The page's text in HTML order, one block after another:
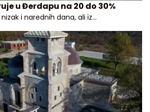
u Đerdapu na 20 do 30%
i narednih dana, ali iz
uveravaju da građani i privreda
brigu